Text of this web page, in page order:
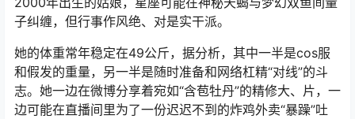
子纠缠，但行事作风绝、对是实干派。
她的体重常年稳定在49公斤，据分析，其中一半是cos服
和假发的重量，另一半是随时准备和网络杠精“对线”的斗
志。她一边在微博分享着宛如“含苞牡丹”的精修大、片，一
边可能在直播间里为了一份迟迟不到的炸鸡外卖“暴躁”吐